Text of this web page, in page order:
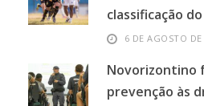
classificação
6 DE AGOSTO
Novorizontino
prevenção às